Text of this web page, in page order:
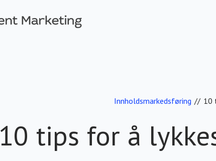
Innholdsmarkedsføring // 10
10 tips for å